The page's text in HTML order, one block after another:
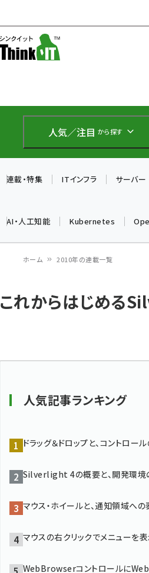
人気／注目 から探す
連載・特集 ITインフラ サーバー
AI・人工知能 Kubernetes
ン
ホーム 2010年の連載一覧
これからはじめる
人気記事ランキング
ドラッグ＆ドロップと、コントロー
Silverlight 4の概要と、開発環境
マウス・ホイールと、通知領域へ
マウスの右クリックでメニューを
WebBrowserコントロールにWeb